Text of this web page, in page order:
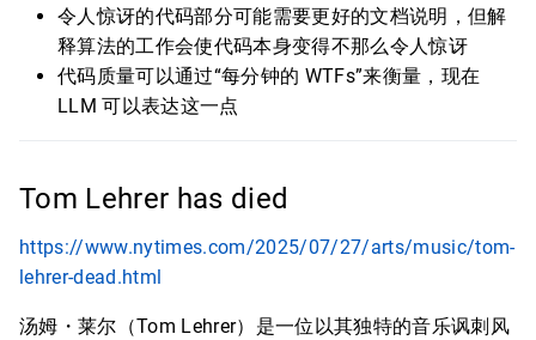
令人惊讶的代码部分可能需要更好的文档说明，但解
释算法的工作会使代码本身变得不那么令人惊讶
代码质量可以通过“每分钟的 WTFs”来衡量，现在
LLM 可以表达这一点
Tom Lehrer has died
https://www.nytimes.com/2025/07/27/arts/music/tom-
lehrer-dead.html
汤姆・莱尔（Tom Lehrer）是一位以其独特的音乐讽刺风